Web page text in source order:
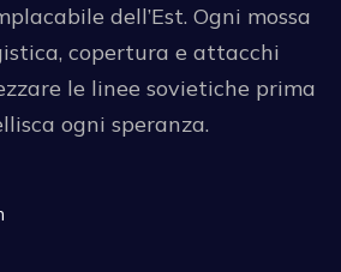
dell’Est. Ogni mossa
copertura e attacchi
le linee sovietiche prima
ogni speranza.